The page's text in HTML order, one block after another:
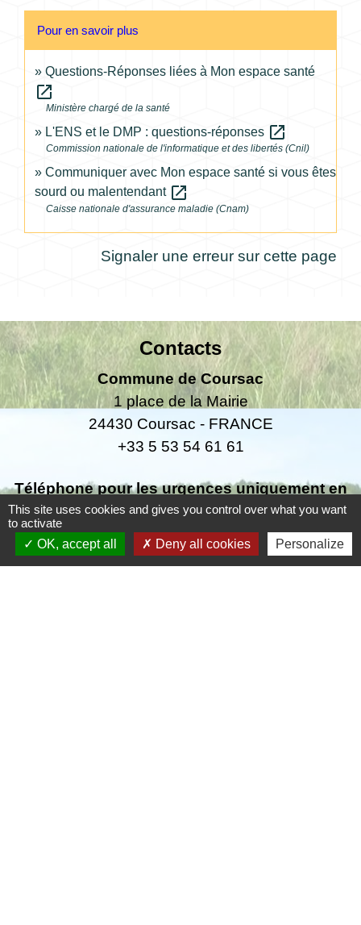
Pour en savoir plus
Questions-Réponses liées à Mon espace santé
open_in_new
Ministère chargé de la santé
L'ENS et le DMP : questions-réponses open_in_new
Commission nationale de l'informatique et des libertés (Cnil)
Communiquer avec Mon espace santé si vous êtes
sourd ou malentendant open_in_new
Caisse nationale d'assurance maladie (Cnam)
Signaler une erreur sur cette page
Contacts
Commune de Coursac
1 place de la Mairie
24430 Coursac - FRANCE
+33 5 53 54 61 61
Téléphone pour les urgences uniquement en
dehors des horaires d'ouverture de la mairie
06.25.42.48.37
This site uses cookies and gives you control over what you want
to activate
OK, accept all
Deny all cookies Personalize